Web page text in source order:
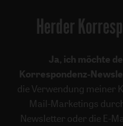
Herder
Ja, ich möchte
Korrespondenz-
die Verwendung meiner
Mail-Marketings
Newsletter oder die E-